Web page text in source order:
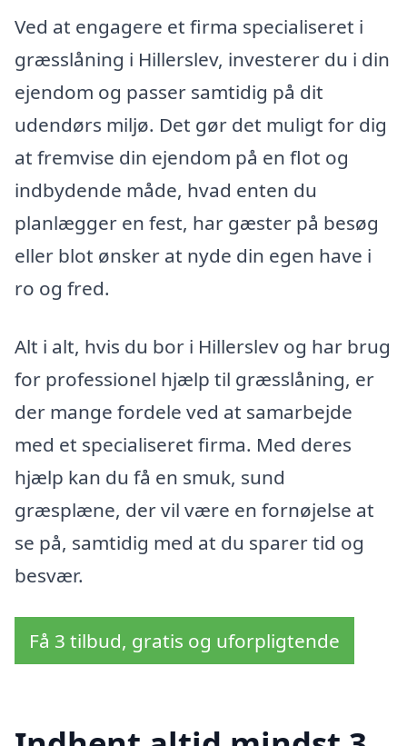
Ved at engagere et firma specialiseret i
græsslåning i Hillerslev, investerer du i din
ejendom og passer samtidig på dit
udendørs miljø. Det gør det muligt for dig
at fremvise din ejendom på en flot og
indbydende måde, hvad enten du
planlægger en fest, har gæster på besøg
eller blot ønsker at nyde din egen have i
ro og fred.
Alt i alt, hvis du bor i Hillerslev og har brug
for professionel hjælp til græsslåning, er
der mange fordele ved at samarbejde
med et specialiseret firma. Med deres
hjælp kan du få en smuk, sund
græsplæne, der vil være en fornøjelse at
se på, samtidig med at du sparer tid og
besvær.
Få 3 tilbud, gratis og uforpligtende